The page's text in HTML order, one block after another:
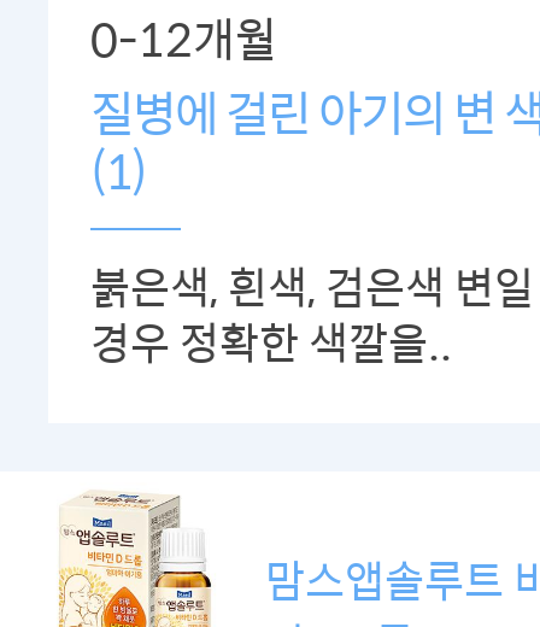
0-12개월
질병에 걸린 아기의 변
(1)
붉은색, 흰색, 검은색 변일
경우 정확한 색깔을..
맘스앱솔루트